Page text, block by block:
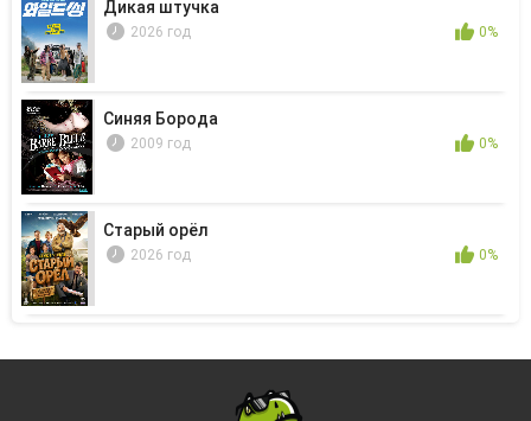
Дикая штучка
2026 год 0%
Синяя Борода
2009 год 0%
Старый орёл
2026 год 0%